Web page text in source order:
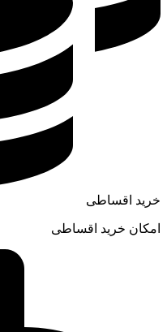
خرید اقساطی
امکان خرید اقساطی